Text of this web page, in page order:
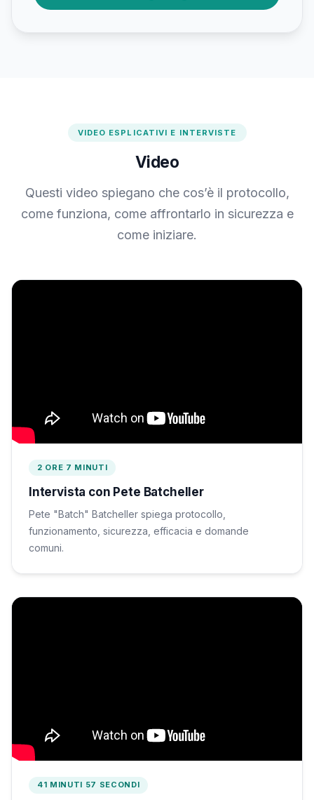
VIDEO ESPLICATIVI E INTERVISTE
Video
Questi video spiegano che cos’è il protocollo,
come funziona, come affrontarlo in sicurezza e
come iniziare.
2 ORE 7 MINUTI
Intervista con Pete Batcheller
Pete "Batch" Batcheller spiega protocollo,
funzionamento, sicurezza, efficacia e domande
comuni.
41 MINUTI 57 SECONDI